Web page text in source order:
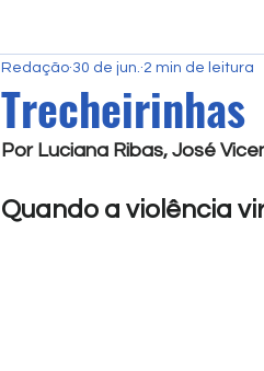
Trecheirinhas
Redação 30 de jun. 2 min de leitura
Por Luciana Ribas, José
Quando a violência